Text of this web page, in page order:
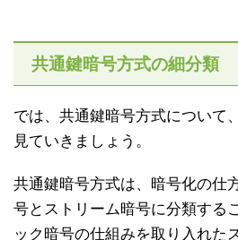
共通鍵暗号方式の細分類
では、共通鍵暗号方式について
見ていきましょう。
共通鍵暗号方式は、暗号化の仕
号とストリーム暗号に分類する
ック暗号の仕組みを取り入れた